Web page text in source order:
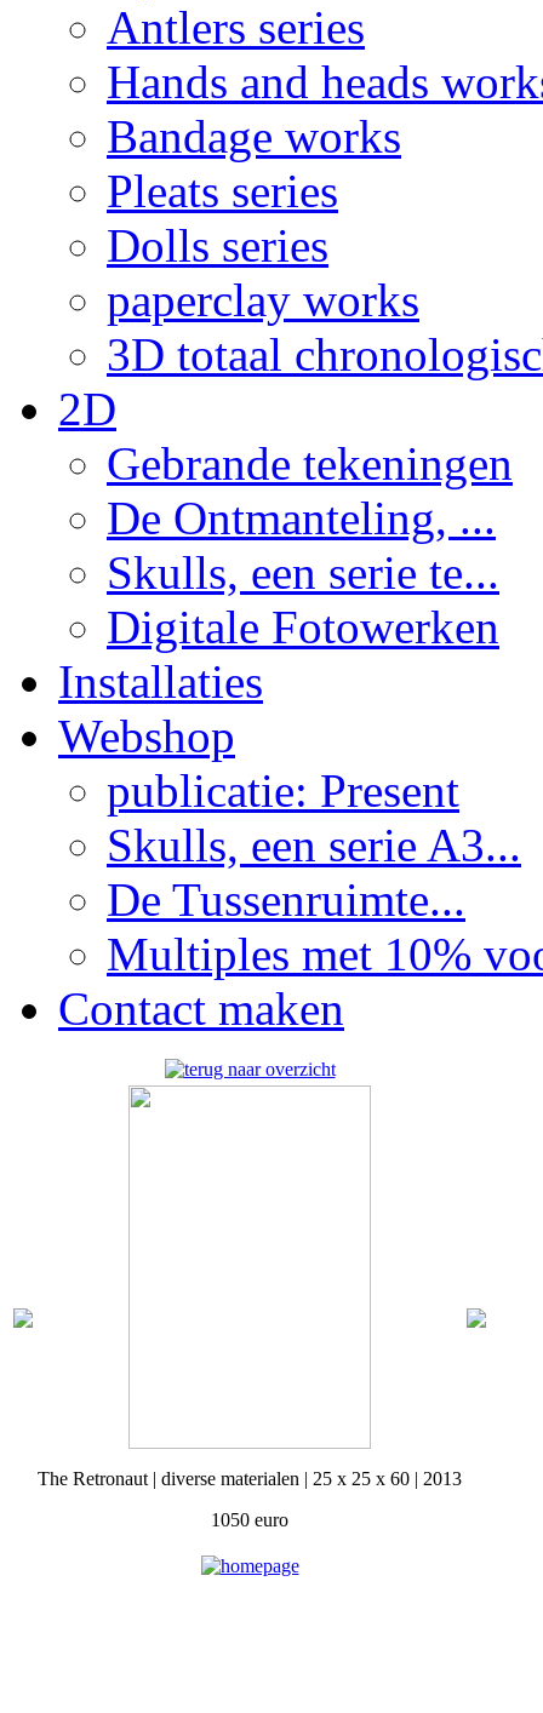
Antlers series
Hands and heads
Bandage works
Pleats series
Dolls series
paperclay works
3D totaal
2D
Gebrande tekeningen
De Ontmanteling, ...
Skulls, een serie te...
Digitale Fotowerken
Installaties
Webshop
publicatie: Present
Skulls, een serie A3...
De Tussenruimte...
Multiples met 10%
Contact maken
The Retronaut | diverse materialen | 25 x 25 x 60 | 2013
1050 euro